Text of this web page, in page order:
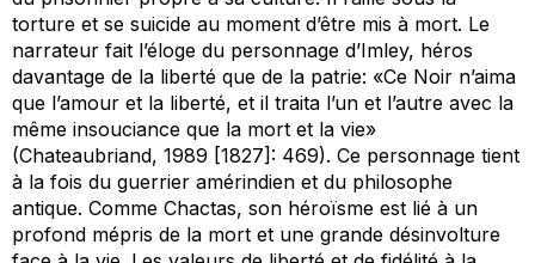
torture et se suicide au moment d’être mis à mort. Le
narrateur fait l’éloge du personnage d’Imley, héros
davantage de la liberté que de la patrie: «Ce Noir n’aima
que l’amour et la liberté, et il traita l’un et l’autre avec la
même insouciance que la mort et la vie»
(Chateaubriand, 1989 [1827]: 469). Ce personnage tient
à la fois du guerrier amérindien et du philosophe
antique. Comme Chactas, son héroïsme est lié à un
profond mépris de la mort et une grande désinvolture